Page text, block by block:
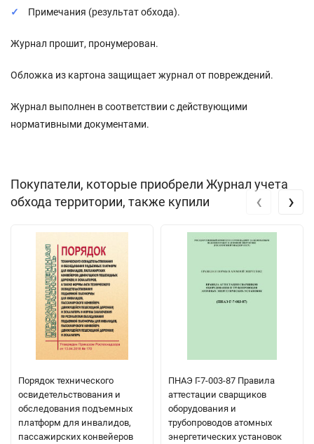
Примечания (результат обхода).
Журнал прошит, пронумерован.
Обложка из картона защищает журнал от повреждений.
Журнал выполнен в соответствии с действующими
нормативными документами.
Покупатели, которые приобрели Журнал учета
обхода территории, также купили
Порядок технического
освидетельствования и
обследования подъемных
платформ для инвалидов,
пассажирских конвейеров
ПНАЭ Г-7-003-87 Правила
аттестации сварщиков
оборудования и
трубопроводов атомных
энергетических установок
‹ ›